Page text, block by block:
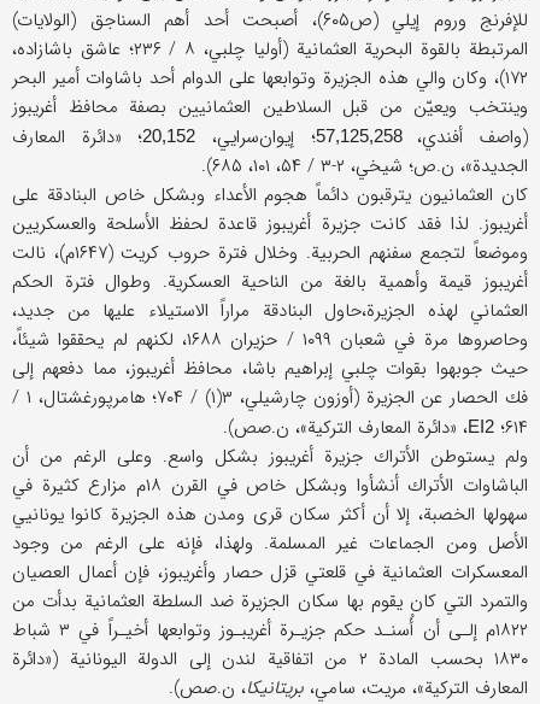
للإفرنج وروم إيلي (ص۶۰۵)، أصبحت أحد أهم السناجق (الولايات)
المرتبطة بالقوة البحرية العثمانية (أوليا چلبي، ۸ / ۲۳۶؛ عاشق باشازاده،
۱۷۲)، وكان والي هذه الجزيرة وتوابعها على الدوام أحد باشاوات أمير البحر
وينتخب ويعيّن من قبل السلاطين العثمانيين بصفة محافظ أغريبوز
(واصف أفندي، 57,125,258 ؛ إيوان‌سرايي، 20,152؛ «دائرة المعارف
الجديدة»، ن.ص؛ شيخي، ۲-۳ / ۵۴، ۱۰۱، ۶۸۵).
كان العثمانيون يترقبون دائماً هجوم الأعداء وبشكل خاص البنادقة على
أغريبوز. لذا فقد كانت جزيرة أغريبوز قاعدة لحفظ الأسلحة والعسكريين
وموضعاً لتجمع سفنهم الحربية. وخلال فترة حروب كريت (۱۶۴۷م)، نالت
أغريبوز قيمة وأهمية بالغة من الناحية العسكرية. وطوال فترة الحكم
العثماني لهذه الجزيرة،حاول البنادقة مراراً الاستيلاء عليها من جديد،
وحاصروها مرة في شعبان ۱۰۹۹ / حزيران ۱۶۸۸، لكنهم لم يحققوا شيئاً،
حيث جوبهوا بقوات چلبي إبراهيم باشا، محافظ أغريبوز، مما دفعهم إلى
فك الحصار عن الجزيرة (أوزون چارشيلي، ۳(۱) / ۷۰۴؛ هامرپورغشتال، ۱ /
۶۱۴؛ EI2، «دائرة المعارف التركية»، ن.صص).
ولم يستوطن الأتراك جزيرة أغريبوز بشكل واسع. وعلى الرغم من أن
الباشاوات الأتراك أنشأوا وبشكل خاص في القرن ۱۸م مزارع كثيرة في
سهولها الخصبة، إلا أن أكثر سكان قرى ومدن هذه الجزيرة كانوا يونانيي
الأصل ومن الجماعات غير المسلمة. ولهذا، فإنه على الرغم من وجود
المعسكرات العثمانية في قلعتي قزل حصار وأغريبوز، فإن أعمال العصيان
والتمرد التي كان يقوم بها سكان الجزيرة ضد السلطة العثمانية بدأت من
۱۸۲۲م إلـى أن أُسنـد حكم جزيـرة أغريبـوز وتوابعها أخيـراً في ۳ شباط
۱۸۳۰ بحسب المادة ۲ من اتفاقية لندن إلى الدولة اليونانية («دائرة
المعارف التركية»، مريت، سامي، بريتانيكا، ن.صص).